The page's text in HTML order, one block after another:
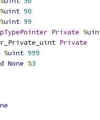
%uint 90
%uint 99
Private %
Private
%uint 999
None %3